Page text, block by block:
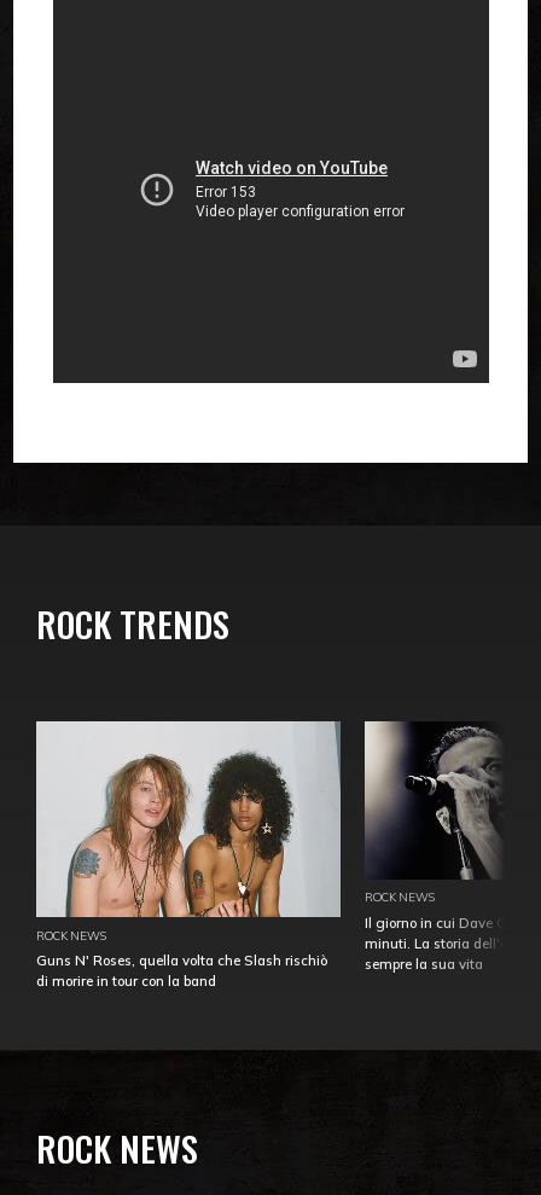
ROCK TRENDS
ROCK NEWS
Guns N' Roses, quella volta che Slash rischiò
di morire in tour con la band
ROCK NEWS
Il giorno in cui Dave
minuti. La storia
sempre la sua vita
ROCK NEWS